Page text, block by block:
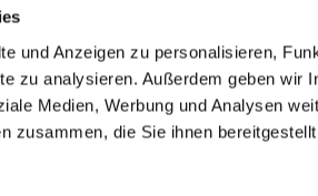
und Anzeigen zu personalisieren,
zu analysieren. Außerdem geben wir
Medien, Werbung und Analysen
zusammen, die Sie ihnen